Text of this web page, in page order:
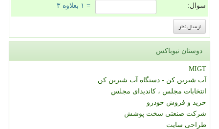
سوال: = ۱ بعلاوه ۳
دوستان نیوباکس
MIGT
آب شیرین کن - دستگاه آب شیرین کن
انتخابات مجلس ، کاندیدای مجلس
خرید و فروش خودرو
شرکت صنعتی سخت پوشش
طراحی سایت